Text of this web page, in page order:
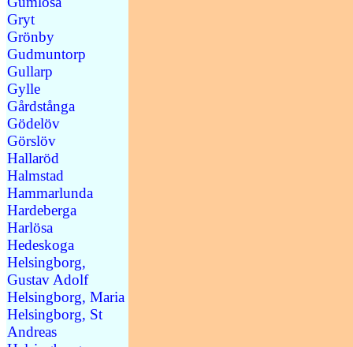
Gryt
Grönby
Gudmuntorp
Gullarp
Gylle
Gårdstånga
Gödelöv
Görslöv
Hallaröd
Halmstad
Hammarlunda
Hardeberga
Harlösa
Hedeskoga
Helsingborg,
Gustav Adolf
Helsingborg, Maria
Helsingborg, St
Andreas